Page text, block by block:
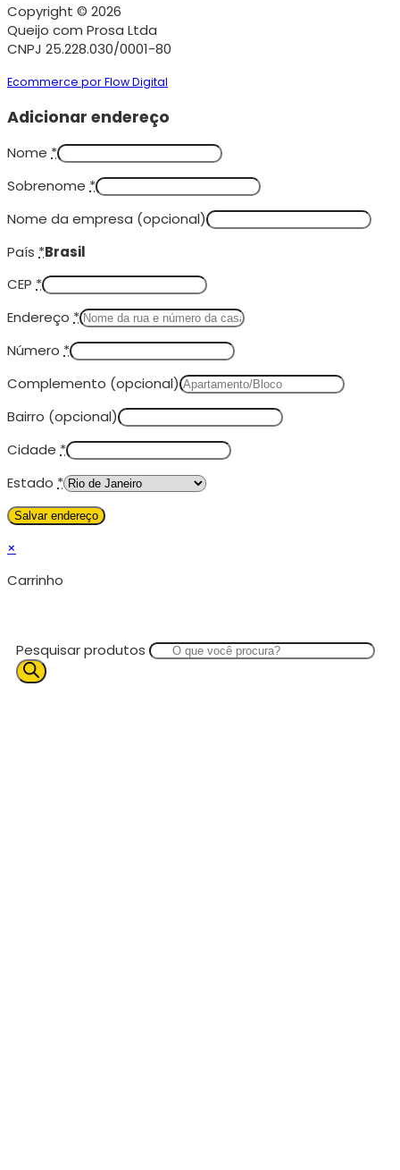
Copyright © 2026
Queijo com Prosa Ltda
CNPJ 25.228.030/0001-80
Ecommerce por Flow Digital
Adicionar endereço
Nome *
Sobrenome *
Nome da empresa (opcional)
País *Brasil
CEP *
Endereço *
Número *
Complemento (opcional)
Bairro (opcional)
Cidade *
Estado *
×
Carrinho
Pesquisar produtos